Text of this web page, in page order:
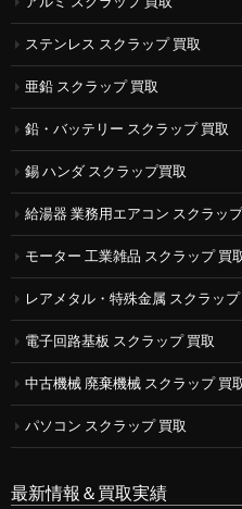
ステンレス スクラップ 買取
亜鉛 スクラップ 買取
鉛・バッテリー スクラップ 買取
錫 ハンダ スクラップ買取
給湯器 業務用エアコン スクラッ
モーター 工業雑品 スクラップ 買
レアメタル・特殊金属 スクラップ
電子回路基板 スクラップ 買取
中古機械 廃棄機械 スクラップ 買
パソコン スクラップ 買取
最新情報＆買取実績